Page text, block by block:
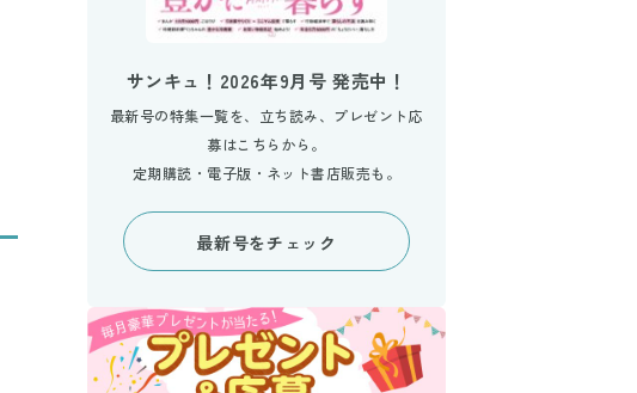
サンキュ！2026年9月号 発売中！
最新号の特集一覧を、立ち読み、プレゼント応
募はこちらから。
定期購読・電子版・ネット書店販売も。
最新号をチェック